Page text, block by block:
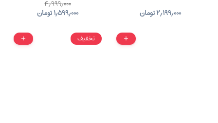
۲٫۱۹۹٫۰۰۰تومان
۴٫۹۹۹٫۰۰۰
۱٫۵۹۹٫۰۰۰تومان
تخفیف